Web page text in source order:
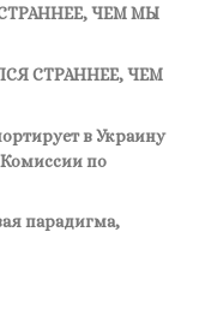
ЧЕМ МЫ
СТРАННЕЕ, ЧЕМ
в Украину
по
парадигма,